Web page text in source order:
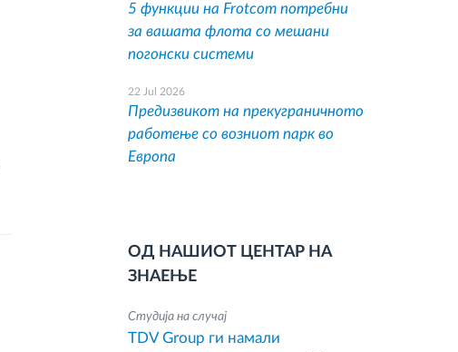
5 функции на Frotcom потребни
за вашата флота со мешани
погонски системи
22 Jul 2026
Предизвикот на прекуграничното
работење со возниот парк во
Европа
ОД НАШИОТ ЦЕНТАР НА
ЗНАЕЊЕ
Студија на случај
TDV Group ги намали